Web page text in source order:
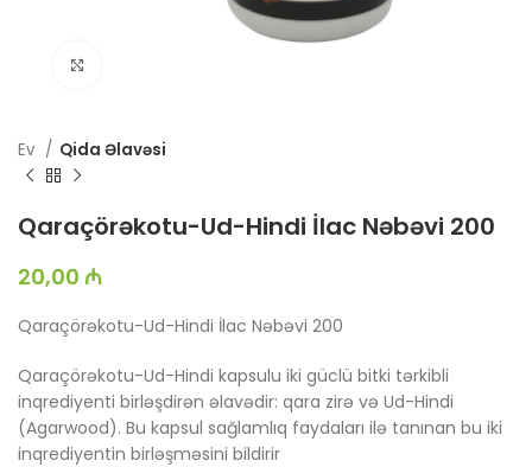
Ev Qida Əlavəsi
Qaraçörəkotu-Ud-Hindi İlac Nəbəvi 200
20,00 ₼
Qaraçörəkotu-Ud-Hindi İlac Nəbəvi 200
Qaraçörəkotu-Ud-Hindi kapsulu iki güclü bitki tərkibli
inqrediyenti birləşdirən əlavədir: qara zirə və Ud-Hindi
(Agarwood). Bu kapsul sağlamlıq faydaları ilə tanınan bu iki
inqrediyentin birləşməsini bildirir